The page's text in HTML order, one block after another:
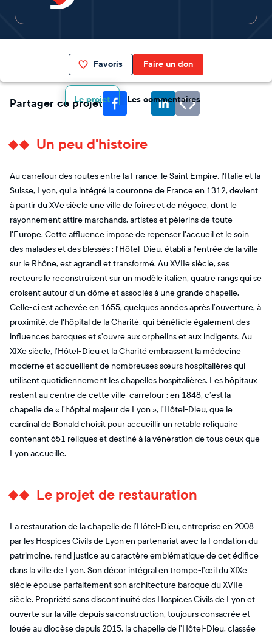
Favoris Faire un don
Le projet Les commentaires
Partager ce projet
Un peu d'histoire
Au carrefour des routes entre la France, le Saint Empire, l'Italie et la
Suisse, Lyon, qui a intégré la couronne de France en 1312, devient
à partir du XVe siècle une ville de foires et de négoce, dont le
rayonnement attire marchands, artistes et pèlerins de toute
l'Europe. Cette affluence impose de repenser l'accueil et le soin
des malades et des blessés : l'Hôtel-Dieu, établi à l'entrée de la ville
sur le Rhône, est agrandi et transformé. Au XVIIe siècle, ses
recteurs le reconstruisent sur un modèle italien, quatre rangs qui se
croisent autour d’un dôme et associés à une grande chapelle.
Celle-ci est achevée en 1655, quelques années après l’ouverture, à
proximité, de l'hôpital de la Charité, qui bénéficie également des
influences baroques et s’ouvre aux orphelins et aux indigents. Au
XIXe siècle, l’Hôtel-Dieu et la Charité embrassent la médecine
moderne et accueillent de nombreuses sœurs hospitalières qui
utilisent quotidiennement les chapelles hospitalières. Les hôpitaux
restent au centre de cette ville-carrefour : en 1848, c’est la
chapelle de « l’hôpital majeur de Lyon », l’Hôtel-Dieu, que le
cardinal de Bonald choisit pour accueillir un retable reliquaire
contenant 651 reliques et destiné à la vénération de tous ceux que
Lyon accueille.
Le projet de restauration
La restauration de la chapelle de l’Hôtel-Dieu, entreprise en 2008
par les Hospices Civils de Lyon en partenariat avec la Fondation du
patrimoine, rend justice au caractère emblématique de cet édifice
dans la ville de Lyon. Son décor intégral en trompe-l’œil du XIXe
siècle épouse parfaitement son architecture baroque du XVIIe
siècle. Propriété sans discontinuité des Hospices Civils de Lyon et
ouverte sur la ville depuis sa construction, toujours consacrée et
louée au diocèse depuis 2015, la chapelle de l’Hôtel-Dieu, classée